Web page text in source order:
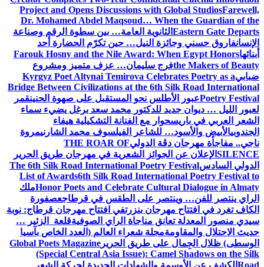
Project and Opens Discussions with Global StudiosFarewell,
Dr. Mohamed Abdel Maqsoud… When the Guardian of the
Eastern Gate Departs الثانوية العامة… بين سطوة الرقم وصناعة
الإنسانفاروق حسني وجائزة النيل… حين تكرّم الحضارة أحد
أبنائهاFarouk Hosny and the Nile Award: When Egypt Honors
the Makers of Beautyفرج سليمان… عزف متميز ومشروع
ضبابيKyrgyz Poet Altynai Temirova Celebrates Poetry as a
Bridge Between Civilizations at the 6th Silk Road International
Poetry Festivalعبور الأطلس نحو المستقبل على صهوة الحنينقمر
لعبور الليل … ديوان جديد للدكتور محمد سعد برغل يضيء سماء
الشعر العربي في باريسحوار مع الفنانة التشكيلية هيفاء
الجندوبيالأبيض والأسود… للشاعر الفيلسوف محمد الشارنيمروة
ناجي.. مفاجأة مهرجان دڨة الدوليTHE ROAR OF
SILENCE الإعلان عن الجوائز الشعرية في مهرجان طريق الحرير
الدولي السادسThe 6th Silk Road International Poetry Festival
List of Awards6th Silk Road International Poetry Festival to
Honor Poets and Celebrate Cultural Dialogue in Almatyملك
الراي ينتصر للفن… وينتصر على الطقس في قرطاجعصفورة
الكاف تغرد في افتتاح مهرجان بنزرتفي افتتاح مهرجان قرطاج: نوبة
سيدي منصور المعدلة تعانق مناجاة الراي الصوفيةقلعة الزئير …
حديث الاحتلال والمقاومةمجلة شعراء العالم (العدد الخاص بآسيا
الوسطى) ظلال الجِمال على طريق الحرير Global Poets Magazine
(Special Central Asia Issue): Camel Shadows on the Silk